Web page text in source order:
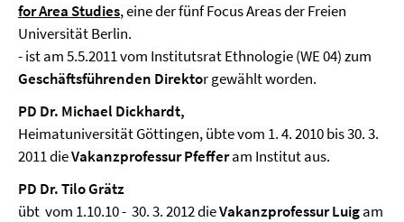
for Area Studies, eine der fünf Focus Areas der Freien
Universität Berlin.
- ist am 5.5.2011 vom Institutsrat Ethnologie (WE 04) zum
Geschäftsführenden Direktor gewählt worden.
PD Dr. Michael Dickhardt,
Heimatuniversität Göttingen, übte vom 1. 4. 2010 bis 30. 3.
2011 dieVakanzprofessur Pfefferam Institut aus.
PD Dr. Tilo Grätz
übt vom 1.10.10 - 30. 3. 2012 dieVakanzprofessur Luigam